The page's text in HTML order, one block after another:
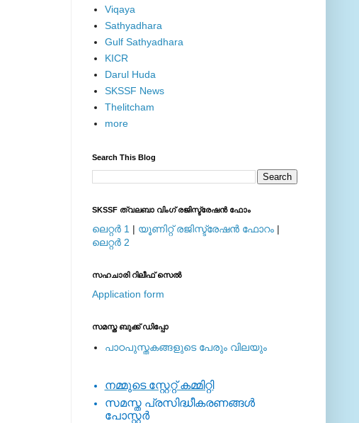
Viqaya
Sathyadhara
Gulf Sathyadhara
KICR
Darul Huda
SKSSF News
Thelitcham
more
Search This Blog
SKSSF ത്വലബാ വിംഗ് രജിസ്ട്രേഷന്‍ ഫോം
ലെറ്റര്‍ 1 | യൂണിറ്റ് രജിസ്ട്രേഷന്‍ ഫോറം |
ലെറ്റര്‍ 2
സഹചാരി റിലീഫ് സെല്‍
Application form
സമസ്ത ബുക്ക് ഡിപ്പോ
പാഠപുസ്തകങ്ങളുടെ പേരും വിലയും
നമ്മുടെ സ്റ്റേറ്റ് കമ്മിറ്റി
സമസ്ത പ്രസിദ്ധീകരണങ്ങള്‍
പോസ്റ്റര്‍